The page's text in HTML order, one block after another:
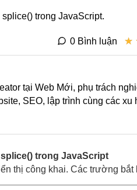
trong JavaScript.
★
★
0 Bình luận
tại Web Mới, phụ trách
SEO, lập trình cùng các
splice() trong JavaScript
thị công khai. Các trường